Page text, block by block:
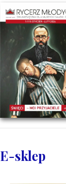
E-sklep